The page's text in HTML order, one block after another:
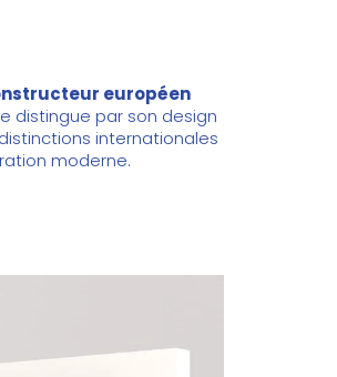
européen
distingue par son design
internationales
moderne.